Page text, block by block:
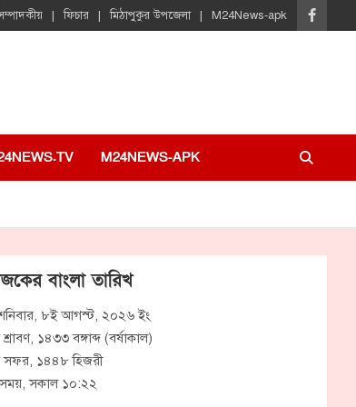
ফিচার মিঠাপুকুর উপজেলা M24News-apk
M24NEWS-APK
বাংলা তারিখ
৮ই আগস্ট, ২০২৬ ইং
১৪৩৩ বঙ্গাব্দ (বর্ষাকাল)
সফর, ১৪৪৮ হিজরী
সকাল ১০:২২